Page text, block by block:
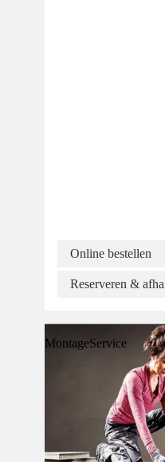
Online bestellen
Reserveren &
MontageService